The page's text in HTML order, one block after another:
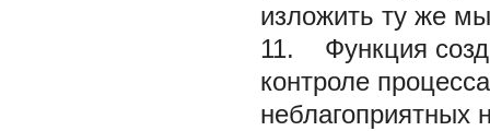
изложить ту же
11. Функция
контроле
неблагоприятных